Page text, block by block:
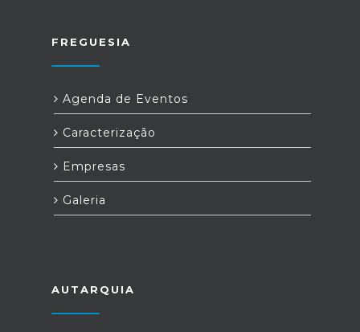
FREGUESIA
Agenda de Eventos
Caracterização
Empresas
Galeria
AUTARQUIA